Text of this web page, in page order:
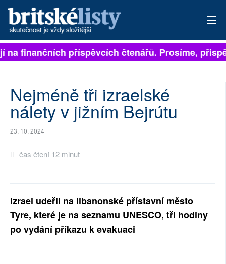
PŘIHLÁSIT
ARCHIV
ROZHOVORY
PŘÍSPĚVKY NA PROVOZ
finančních příspěvcích čtenářů. Prosíme,
Nejméně tři izraelské
nálety v jižním Bejrútu
23. 10. 2024
čas čtení 12 minut
Izrael udeřil na libanonské přístavní město
Tyre, které je na seznamu UNESCO, tři hodiny
po vydání příkazu k evakuaci